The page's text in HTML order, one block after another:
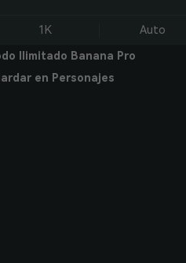
1K Auto
Ilimitado Banana Pro
en Personajes